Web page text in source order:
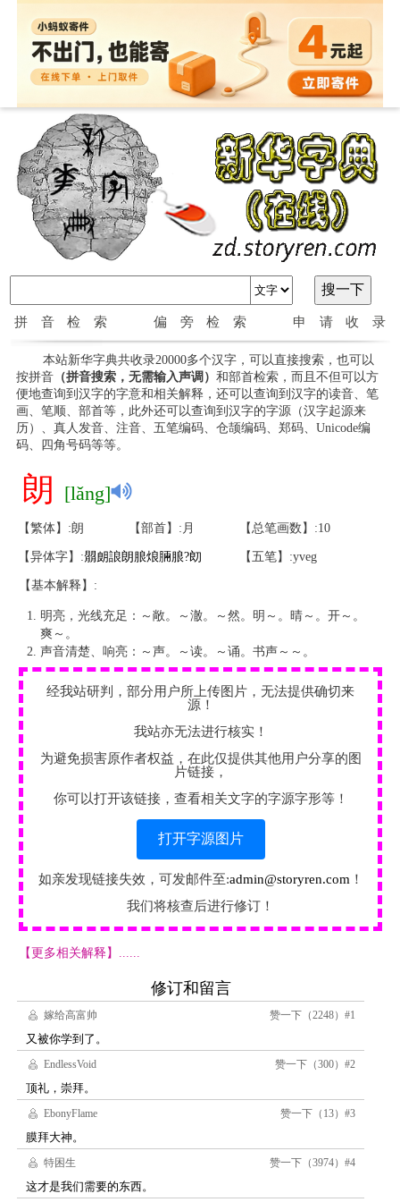
拼音检索 偏旁检索 申请收录
本站新华字典共收录20000多个汉字，可以直接搜索，也可以
按拼音（拼音搜索，无需输入声调） 和部首检索，而且不但可以方
便地查询到汉字的字意和相关解释，还可以查询到汉字的读音、笔
画、笔顺、部首等，此外还可以查询到汉字的字源（汉字起源来
历）、真人发音、注音、五笔编码、仓颉编码、郑码、Unicode编
码、四角号码等等。
朗 [lǎng]
【繁体】:朗 【部首】:月 【总笔画数】:10
【异体字】:朤朗誏朗 朖烺脼朖?㓪 【五笔】:yveg
【基本解释】:
明亮，光线充足：～敞。～澈。～然。明～。晴～。开～。
爽～。
声音清楚、响亮：～声。～读。～诵。书声～～。
经我站研判，部分用户所上传图片，无法提供确切来
源！
我站亦无法进行核实！
为避免损害原作者权益，在此仅提供其他用户分享的图
片链接，
你可以打开该链接，查看相关文字的字源字形等！
打开字源图片
如亲发现链接失效，可发邮件至:admin@storyren.com ！
我们将核查后进行修订！
【更多相关解释】......